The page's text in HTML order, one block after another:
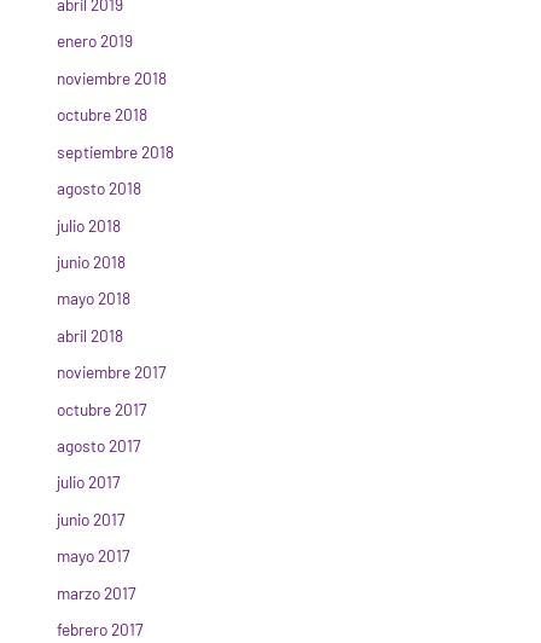
abril 2019
enero 2019
noviembre 2018
octubre 2018
septiembre 2018
agosto 2018
julio 2018
junio 2018
mayo 2018
abril 2018
noviembre 2017
octubre 2017
agosto 2017
julio 2017
junio 2017
mayo 2017
marzo 2017
febrero 2017